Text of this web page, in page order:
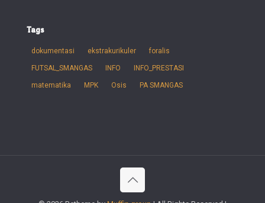
Tags
dokumentasi ekstrakurikuler foralis
FUTSAL_SMANGAS INFO INFO_PRESTASI
matematika MPK Osis PA SMANGAS